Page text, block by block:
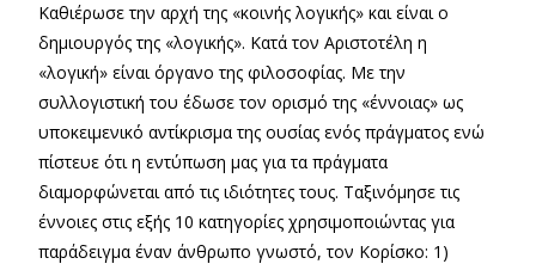
Καθιέρωσε την αρχή της «κοινής λογικής» και είναι ο
δημιουργός της «λογικής». Κατά τον Αριστοτέλη η
«λογική» είναι όργανο της φιλοσοφίας. Με την
συλλογιστική του έδωσε τον ορισμό της «έννοιας» ως
υποκειμενικό αντίκρισμα της ουσίας ενός πράγματος ενώ
πίστευε ότι η εντύπωση μας για τα πράγματα
διαμορφώνεται από τις ιδιότητες τους. Ταξινόμησε τις
έννοιες στις εξής 10 κατηγορίες χρησιμοποιώντας για
παράδειγμα έναν άνθρωπο γνωστό, τον Κορίσκο: 1)